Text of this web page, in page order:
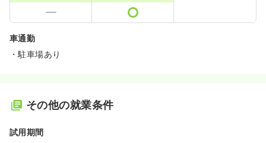
車通勤
・駐車場あり
その他の就業条件
試用期間